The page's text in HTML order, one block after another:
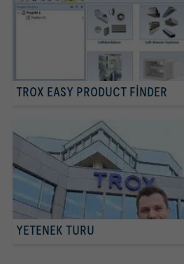
TROX EASY PRODUCT FINDER
YETENEK TURU